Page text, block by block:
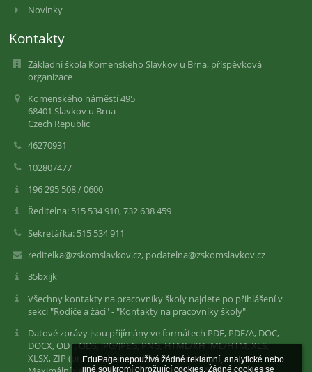
EduPage nepoužívá žádné reklamní, analytické nebo
jiné soukromí ohrožující cookies. Žádné cookies se
Novinky
Kontakty
Základní škola Komenského Slavkov u Brna, příspěvková
organizace
Komenského náměstí 495
68401 Slavkov u Brna
Czech Republic
46270931
102807477
196 295 508 / 0600
Ředitelna: 515 534 910, 732 638 459
Sekretářka: 515 534 911
reditelka@zskomslavkov.cz, podatelna@zskomslavkov.cz
35bxijk
Všechny kontakty na pracovníky školy najdete po přihlášení v
sekci "Rodiče a žáci" - "Kontakty na pracovníky školy"
Datové zprávy jsou přijímány ve formátech PDF, PDF/A, DOC,
DOCX, ODT, ODS, JPG/JPEG, PNG, HTML/XHTML/HTM, XLS,
XLSX, ZIP (pro zabalení uvedených souborů).